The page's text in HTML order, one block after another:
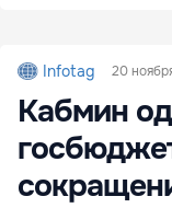
Infotag 20
Кабмин